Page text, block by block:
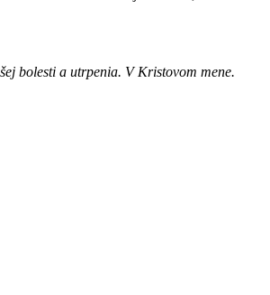
bolesti a utrpenia. V Kristovom mene.